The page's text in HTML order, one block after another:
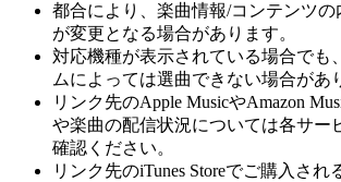
都合により、楽曲情報/コンテンツ
が変更となる場合があります。
対応機種が表示されている場合でも
ムによっては選曲できない場合があ
リンク先のApple MusicやAmazon
や楽曲の配信状況については各サー
確認ください。
リンク先のiTunes Storeでご購入され